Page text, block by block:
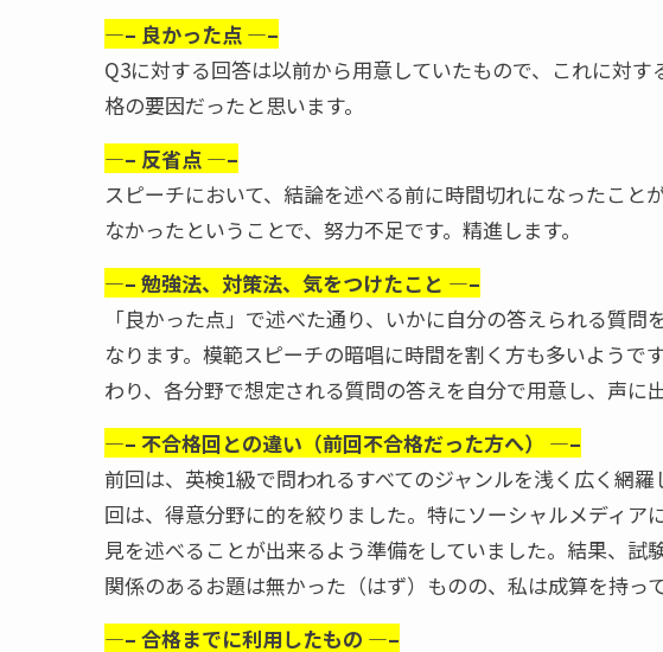
—– 良かった点 —–
Q3に対する回答は以前から用意していたもので、これに対
格の要因だったと思います。
—– 反省点 —–
スピーチにおいて、結論を述べる前に時間切れになったこと
なかったということで、努力不足です。精進します。
—– 勉強法、対策法、気をつけたこと —–
「良かった点」で述べた通り、いかに自分の答えられる質
なります。模範スピーチの暗唱に時間を割く方も多いようで
わり、各分野で想定される質問の答えを自分で用意し、声に
—– 不合格回との違い（前回不合格だった方へ） —–
前回は、英検1級で問われるすべてのジャンルを浅く広く網
回は、得意分野に的を絞りました。特にソーシャルメディア
見を述べることが出来るよう準備をしていました。結果、試
関係のあるお題は無かった（はず）ものの、私は成算を持っ
—– 合格までに利用したもの —–